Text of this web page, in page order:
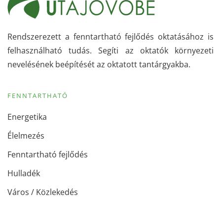
Rendszerezett a fenntartható fejlődés oktatásához is
felhasználható tudás. Segíti az oktatók környezeti
nevelésének beépítését az oktatott tantárgyakba.
FENNTARTHATÓ
Energetika
Élelmezés
Fenntartható fejlődés
Hulladék
Város / Közlekedés